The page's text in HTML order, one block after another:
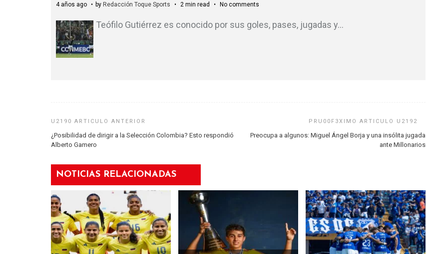
4 años ago by Redacción Toque Sports 2 min read No comments
Teófilo Gutiérrez es conocido por sus goles, pases, jugadas y…
¿Posibilidad de dirigir a la Selección Colombia? Esto respondió
Alberto Gamero
Preocupa a algunos: Miguel Ángel Borja y una insólita jugada
ante Millonarios
NOTICIAS RELACIONADAS